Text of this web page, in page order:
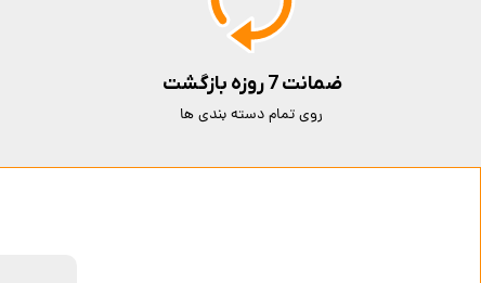
ضمانت 7 روزه بازگشت
روی تمام دسته بندی ها